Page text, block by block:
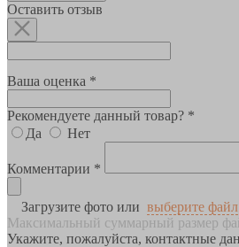
Оставить отзыв
Ваша оценка *
Рекомендуете данный товар? *
Да
Нет
Комментарии *
Загрузите фото или выберите файл
Максимальный суммарный размер
Укажите, пожалуйста, контактные